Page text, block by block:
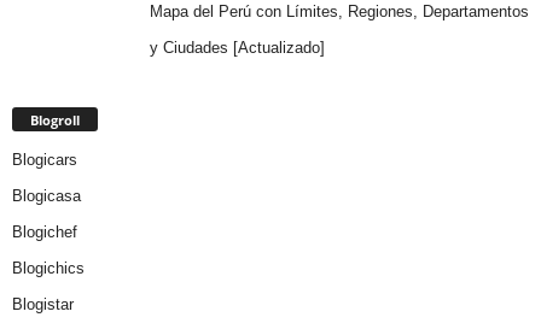
Mapa del Perú con Límites, Regiones, Departamentos
y Ciudades [Actualizado]
Blogroll
Blogicars
Blogicasa
Blogichef
Blogichics
Blogistar